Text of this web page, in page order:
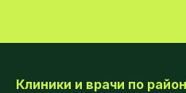
Клиники и врачи по